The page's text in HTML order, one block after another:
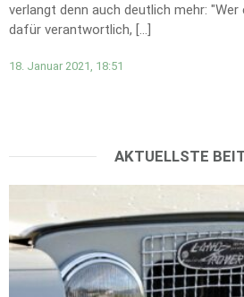
verlangt denn auch deutlich mehr:
dafür verantwortlich, […]
18. Januar 2021, 18:51
AKTUELLSTE